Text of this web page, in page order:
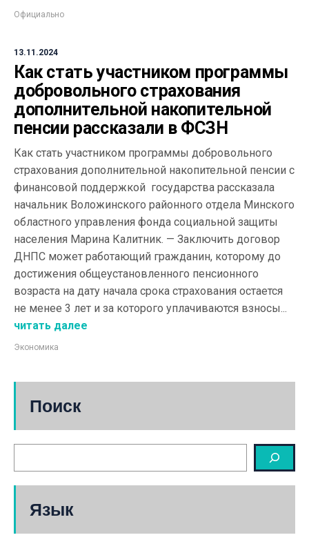
Официально
13.11.2024
Как стать участником программы
добровольного страхования
дополнительной накопительной
пенсии рассказали в ФСЗН
Как стать участником программы добровольного
страхования дополнительной накопительной пенсии с
финансовой поддержкой государства рассказала
начальник Воложинского районного отдела Минского
областного управления фонда социальной защиты
населения Марина Калитник. — Заключить договор
ДНПС может работающий гражданин, которому до
достижения общеустановленного пенсионного
возраста на дату начала срока страхования остается
не менее 3 лет и за которого уплачиваются взносы...
читать далее
Экономика
Поиск
Язык